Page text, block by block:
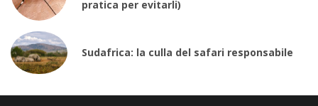
pratica per evitarli)
Sudafrica: la culla del safari responsabile